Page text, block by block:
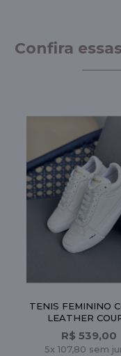
Confira
TENIS FEMININO
LEATHER
LEGITIMO -
R$ 539,00
5x 107,80 sem